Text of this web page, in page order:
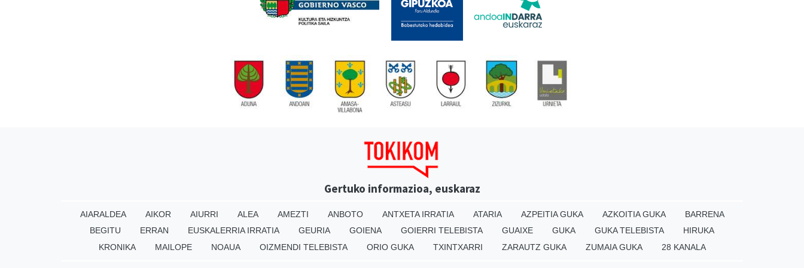
Gertuko informazioa, euskaraz
AIARALDEA AIKOR AIURRI ALEA AMEZTI ANBOTO ANTXETA IRRATIA ATARIA AZPEITIA GUKA AZKOITIA GUKA
BARRENA
BEGITU
ERRAN EUSKALERRIA IRRATIA GEURIA GOIENA GOIERRI TELEBISTA GUAIXE GUKA GUKA TELEBISTA
HIRUKA
KRONIKA
MAILOPE NOAUA OIZMENDI TELEBISTA ORIO GUKA TXINTXARRI ZARAUTZ GUKA ZUMAIA GUKA 28 KANALA